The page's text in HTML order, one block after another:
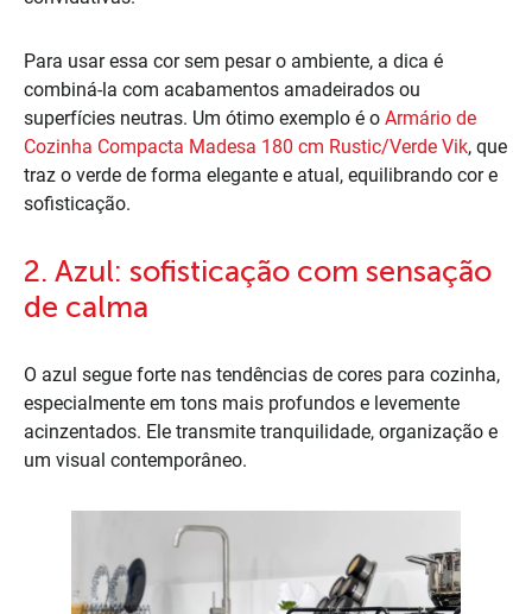
Para usar essa cor sem pesar o ambiente, a dica é
combiná-la com acabamentos amadeirados ou
superfícies neutras. Um ótimo exemplo é o Armário de
Cozinha Compacta Madesa 180 cm Rustic/Verde Vik, que
traz o verde de forma elegante e atual, equilibrando cor e
sofisticação.
2. Azul: sofisticação com sensação
de calma
O azul segue forte nas tendências de cores para cozinha,
especialmente em tons mais profundos e levemente
acinzentados. Ele transmite tranquilidade, organização e
um visual contemporâneo.